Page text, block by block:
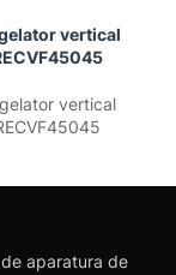
vertical
vertical
aparatura de